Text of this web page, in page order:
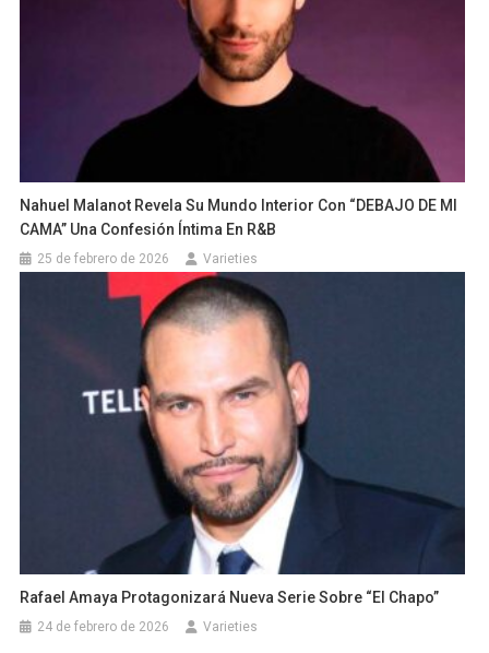
Nahuel Malanot Revela Su Mundo Interior Con “DEBAJO DE MI
CAMA” Una Confesión Íntima En R&B
25 de febrero de 2026 Varieties
Rafael Amaya Protagonizará Nueva Serie Sobre “El Chapo”
24 de febrero de 2026 Varieties